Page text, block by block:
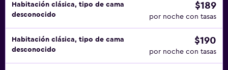
Habitación clásica, tipo de cama
desconocido
$189
por noche con tasas
Habitación clásica, tipo de cama
desconocido
$190
por noche con tasas